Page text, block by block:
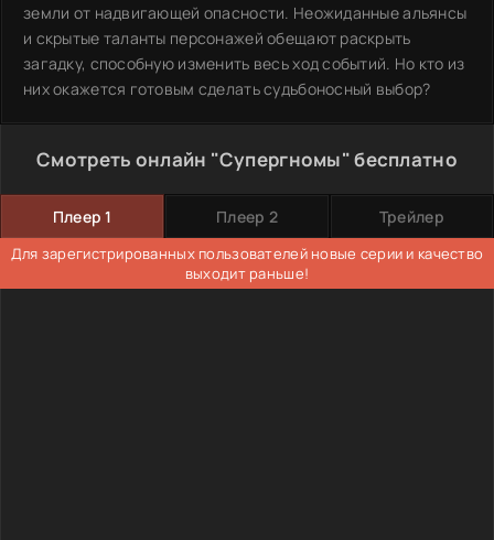
земли от надвигающей опасности. Неожиданные альянсы
и скрытые таланты персонажей обещают раскрыть
загадку, способную изменить весь ход событий. Но кто из
них окажется готовым сделать судьбоносный выбор?
Смотреть онлайн "Супергномы" бесплатно
Плеер 1 Плеер 2 Трейлер
Для зарегистрированных пользователей новые серии и качество
выходит раньше!